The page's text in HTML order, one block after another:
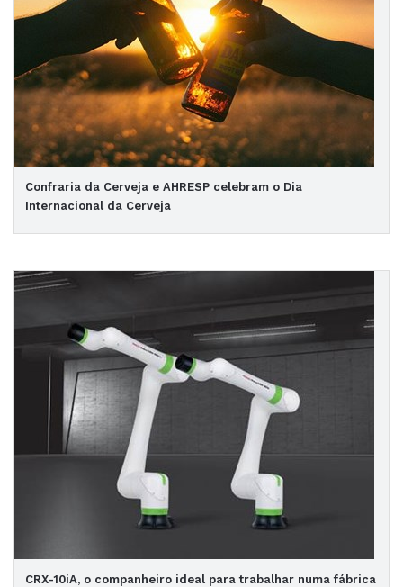
Confraria da Cerveja e AHRESP celebram o Dia
Internacional da Cerveja
CRX-10iA, o companheiro ideal para trabalhar numa fábrica